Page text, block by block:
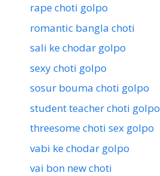
rape choti golpo
romantic bangla choti
sali ke chodar golpo
sexy choti golpo
sosur bouma choti golpo
student teacher choti golpo
threesome choti sex golpo
vabi ke chodar golpo
vai bon new choti